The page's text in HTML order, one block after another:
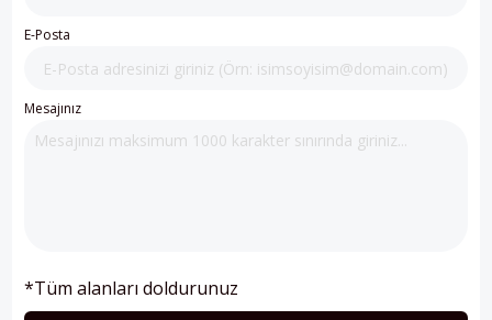
E-Posta
Mesajınız
*Tüm alanları doldurunuz